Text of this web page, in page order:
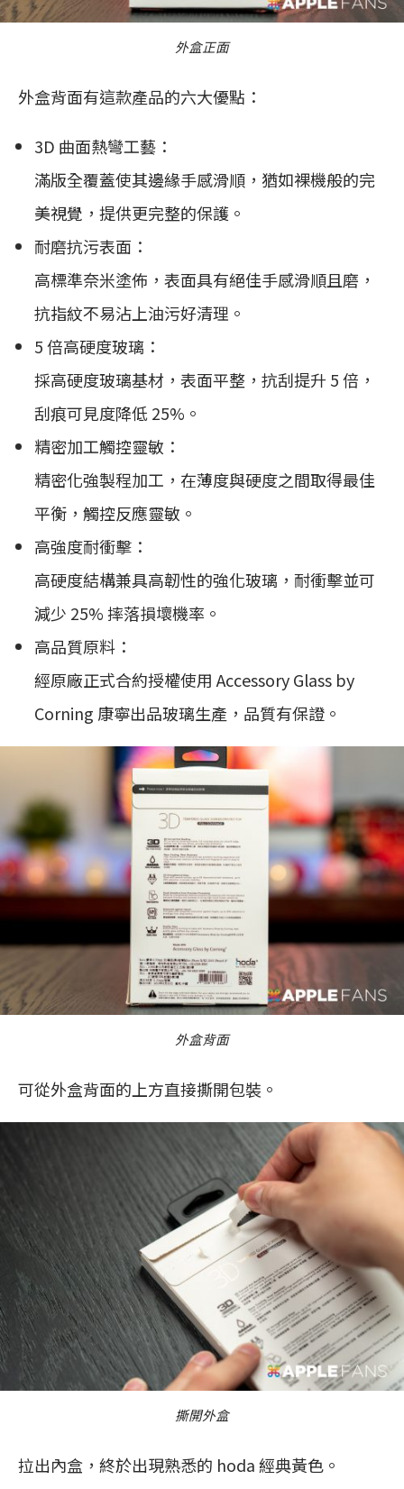
外盒正面
外盒背面有這款產品的六大優點：
3D 曲面熱彎工藝：
滿版全覆蓋使其邊緣手感滑順，猶如裸機般的完
美視覺，提供更完整的保護。
耐磨抗污表面：
高標準奈米塗佈，表面具有絕佳手感滑順且磨，
抗指紋不易沾上油污好清理。
5 倍高硬度玻璃：
採高硬度玻璃基材，表面平整，抗刮提升 5 倍，
刮痕可見度降低 25%。
精密加工觸控靈敏：
精密化強製程加工，在薄度與硬度之間取得最佳
平衡，觸控反應靈敏。
高強度耐衝擊：
高硬度結構兼具高韌性的強化玻璃，耐衝擊並可
減少 25% 摔落損壞機率。
高品質原料：
經原廠正式合約授權使用 Accessory Glass by
Corning 康寧出品玻璃生產，品質有保證。
外盒背面
可從外盒背面的上方直接撕開包裝。
撕開外盒
拉出內盒，終於出現熟悉的 hoda 經典黃色。